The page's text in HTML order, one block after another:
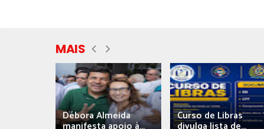
MAIS
Débora Almeida Curso de Libras